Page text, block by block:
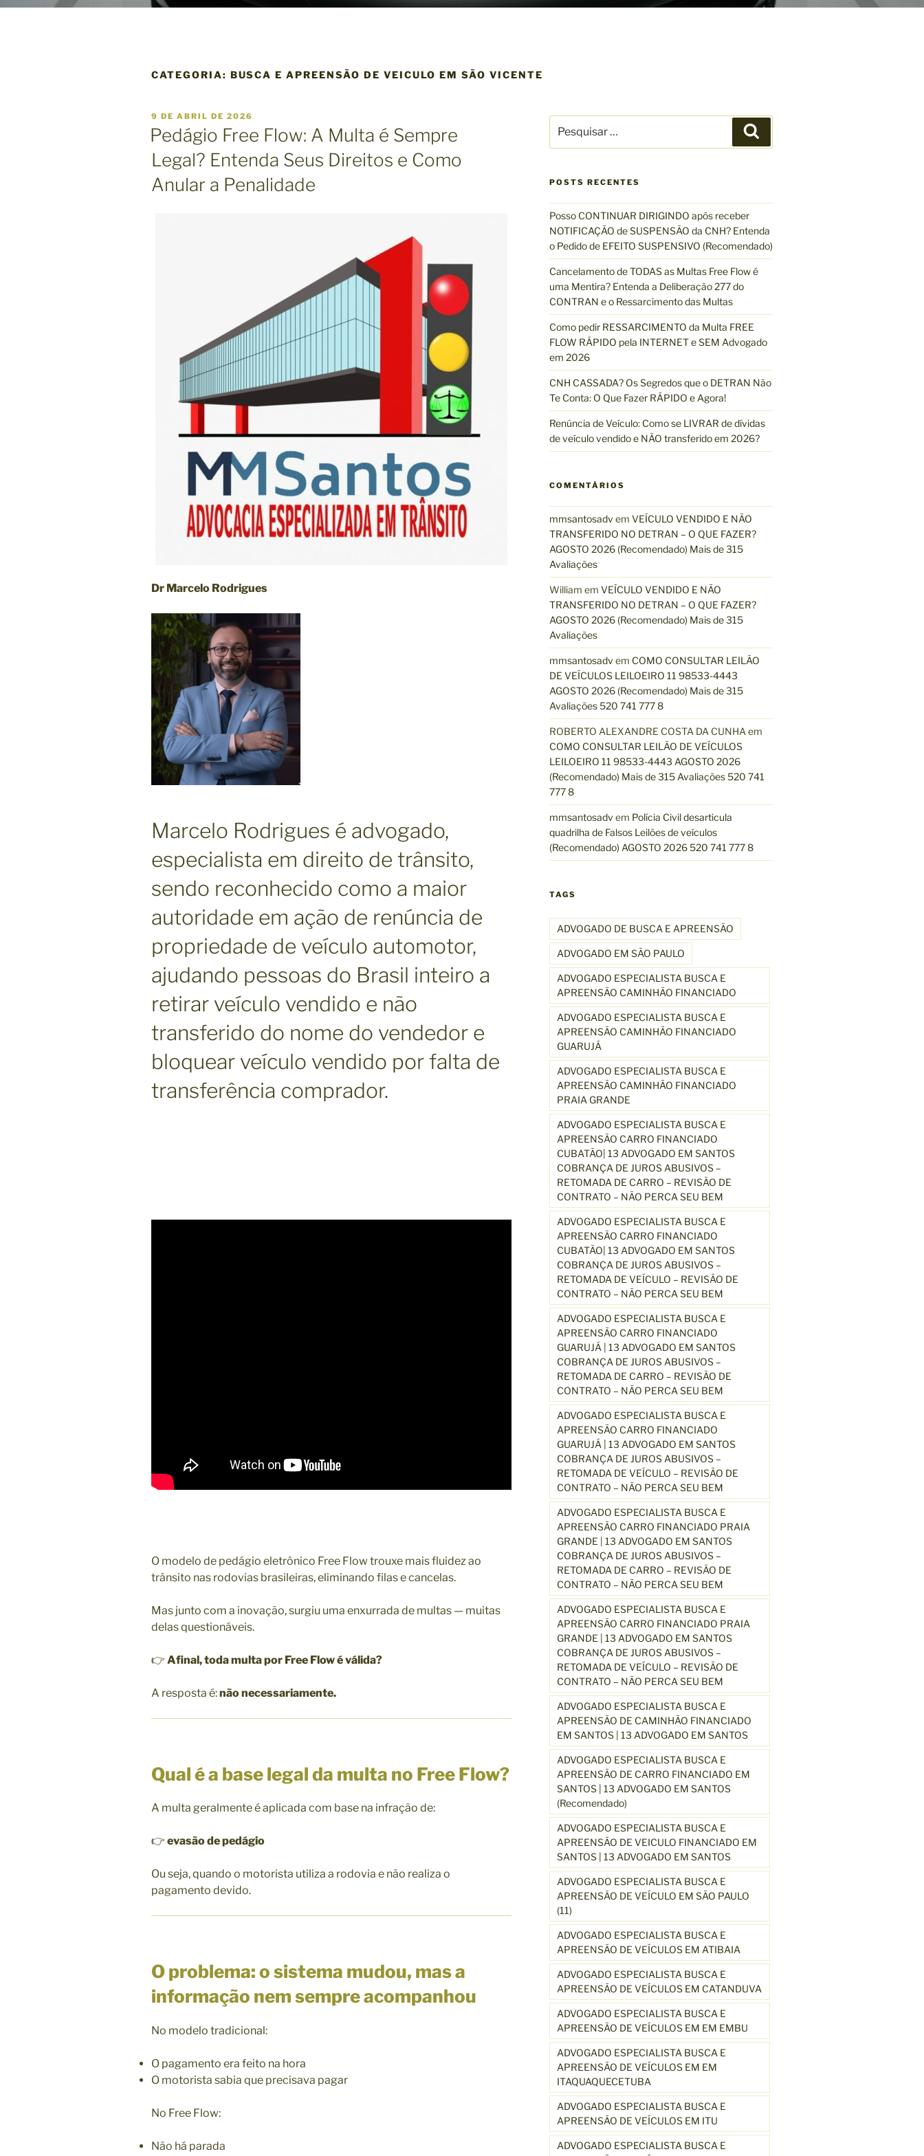
CATEGORIA: BUSCA E APREENSÃO DE VEICULO EM SÃO VICENTE
P
U
B
A
D
9 DE ABRIL DE 2026
Pedágio Free Flow: A Multa é Sempre
Legal? Entenda Seus Direitos e Como
Anular a Penalidade
Dr Marcelo Rodrigues
Marcelo Rodrigues é advogado,
especialista em direito de trânsito,
sendo reconhecido como a maior
autoridade em ação de renúncia de
propriedade de veículo automotor,
ajudando pessoas do Brasil inteiro a
retirar veículo vendido e não
transferido do nome do vendedor e
bloquear veículo vendido por falta de
transferência comprador.
O modelo de pedágio eletrônico Free Flow trouxe mais fluidez ao
trânsito nas rodovias brasileiras, eliminando filas e cancelas.
Mas junto com a inovação, surgiu uma enxurrada de multas — muitas
delas questionáveis.
👉 Afinal, toda multa por Free Flow é válida?
A resposta é:não necessariamente.
Qual é a base legal da multa no Free Flow?
A multa geralmente é aplicada com base na infração de:
👉 evasão de pedágio
Ou seja, quando o motorista utiliza a rodovia e não realiza o
pagamento devido.
O problema: o sistema mudou, mas a
informação nem sempre acompanhou
No modelo tradicional:
O pagamento era feito na hora
O motorista sabia que precisava pagar
No Free Flow:
Não há parada
s
u
s
a
r
p
o
r
:
e
s
a
r
POSTS RECENTES
Posso CONTINUAR DIRIGINDO após receber
NOTIFICAÇÃO de SUSPENSÃO da CNH? Entenda
o Pedido de EFEITO SUSPENSIVO (Recomendado)
Cancelamento de TODAS as Multas Free Flow é
uma Mentira? Entenda a Deliberação 277 do
CONTRAN e o Ressarcimento das Multas
Como pedir RESSARCIMENTO da Multa FREE
FLOW RÁPIDO pela INTERNET e SEM Advogado
em 2026
CNH CASSADA? Os Segredos que o DETRAN Não
Te Conta: O Que Fazer RÁPIDO e Agora!
Renúncia de Veículo: Como se LIVRAR de dívidas
de veículo vendido e NÃO transferido em 2026?
COMENTÁRIOS
mmsantosadv em VEÍCULO VENDIDO E NÃO
TRANSFERIDO NO DETRAN – O QUE FAZER?
AGOSTO 2026 (Recomendado) Mais de 315
Avaliações
William em VEÍCULO VENDIDO E NÃO
TRANSFERIDO NO DETRAN – O QUE FAZER?
AGOSTO 2026 (Recomendado) Mais de 315
Avaliações
mmsantosadv em COMO CONSULTAR LEILÃO
DE VEÍCULOS LEILOEIRO 11 98533-4443
AGOSTO 2026 (Recomendado) Mais de 315
Avaliações 520 741 777 8
ROBERTO ALEXANDRE COSTA DA CUNHA em
COMO CONSULTAR LEILÃO DE VEÍCULOS
LEILOEIRO 11 98533-4443 AGOSTO 2026
(Recomendado) Mais de 315 Avaliações 520 741
777 8
mmsantosadv em Polícia Civil desarticula
quadrilha de Falsos Leilões de veículos
(Recomendado) AGOSTO 2026 520 741 777 8
TAGS
ADVOGADO DE BUSCA E APREENSÃO
ADVOGADO EM SÃO PAULO
ADVOGADO ESPECIALISTA BUSCA E
APREENSÃO CAMINHÃO FINANCIADO
ADVOGADO ESPECIALISTA BUSCA E
APREENSÃO CAMINHÃO FINANCIADO
GUARUJÁ
ADVOGADO ESPECIALISTA BUSCA E
APREENSÃO CAMINHÃO FINANCIADO
PRAIA GRANDE
ADVOGADO ESPECIALISTA BUSCA E
APREENSÃO CARRO FINANCIADO
CUBATÃO| 13 ADVOGADO EM SANTOS
COBRANÇA DE JUROS ABUSIVOS –
RETOMADA DE CARRO – REVISÃO DE
CONTRATO – NÃO PERCA SEU BEM
ADVOGADO ESPECIALISTA BUSCA E
APREENSÃO CARRO FINANCIADO
CUBATÃO| 13 ADVOGADO EM SANTOS
COBRANÇA DE JUROS ABUSIVOS –
RETOMADA DE VEÍCULO – REVISÃO DE
CONTRATO – NÃO PERCA SEU BEM
ADVOGADO ESPECIALISTA BUSCA E
APREENSÃO CARRO FINANCIADO
GUARUJÁ | 13 ADVOGADO EM SANTOS
COBRANÇA DE JUROS ABUSIVOS –
RETOMADA DE CARRO – REVISÃO DE
CONTRATO – NÃO PERCA SEU BEM
ADVOGADO ESPECIALISTA BUSCA E
APREENSÃO CARRO FINANCIADO
GUARUJÁ | 13 ADVOGADO EM SANTOS
COBRANÇA DE JUROS ABUSIVOS –
RETOMADA DE VEÍCULO – REVISÃO DE
CONTRATO – NÃO PERCA SEU BEM
ADVOGADO ESPECIALISTA BUSCA E
APREENSÃO CARRO FINANCIADO PRAIA
GRANDE | 13 ADVOGADO EM SANTOS
COBRANÇA DE JUROS ABUSIVOS –
RETOMADA DE CARRO – REVISÃO DE
CONTRATO – NÃO PERCA SEU BEM
ADVOGADO ESPECIALISTA BUSCA E
APREENSÃO CARRO FINANCIADO PRAIA
GRANDE | 13 ADVOGADO EM SANTOS
COBRANÇA DE JUROS ABUSIVOS –
RETOMADA DE VEÍCULO – REVISÃO DE
CONTRATO – NÃO PERCA SEU BEM
ADVOGADO ESPECIALISTA BUSCA E
APREENSÃO DE CAMINHÃO FINANCIADO
EM SANTOS | 13 ADVOGADO EM SANTOS
ADVOGADO ESPECIALISTA BUSCA E
APREENSÃO DE CARRO FINANCIADO EM
SANTOS | 13 ADVOGADO EM SANTOS
(Recomendado)
ADVOGADO ESPECIALISTA BUSCA E
APREENSÃO DE VEICULO FINANCIADO EM
SANTOS | 13 ADVOGADO EM SANTOS
ADVOGADO ESPECIALISTA BUSCA E
APREENSÃO DE VEÍCULO EM SÃO PAULO
(11)
ADVOGADO ESPECIALISTA BUSCA E
APREENSÃO DE VEÍCULOS EM ATIBAIA
ADVOGADO ESPECIALISTA BUSCA E
APREENSÃO DE VEÍCULOS EM CATANDUVA
ADVOGADO ESPECIALISTA BUSCA E
APREENSÃO DE VEÍCULOS EM EM EMBU
ADVOGADO ESPECIALISTA BUSCA E
APREENSÃO DE VEÍCULOS EM EM
ITAQUAQUECETUBA
ADVOGADO ESPECIALISTA BUSCA E
APREENSÃO DE VEÍCULOS EM ITU
ADVOGADO ESPECIALISTA BUSCA E